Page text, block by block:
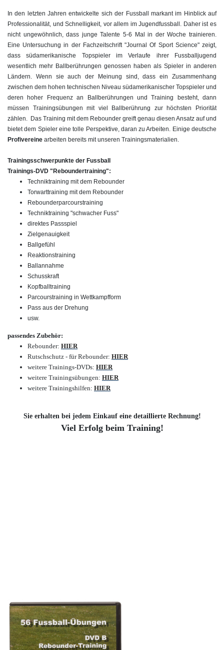
In den letzten Jahren entwickelte sich der Fussball markant im Hinblick auf
Professionalität, und Schnelligkeit, vor allem im Jugendfussball. Daher ist es
nicht ungewöhnlich, dass junge Talente 5-6 Mal in der Woche trainieren.
Eine Untersuchung in der Fachzeitschrift "Journal Of Sport Science" zeigt,
dass südamerikanische Topspieler im Verlaufe ihrer Fussballjugend
wesentlich mehr Ballberührungen genossen haben als Spieler in anderen
Ländern. Wenn sie auch der Meinung sind, dass ein Zusammenhang
zwischen dem hohen technischen Niveau südamerikanischer Topspieler und
deren hoher Frequenz an Ballberührungen und Training besteht, dann
müssen Trainingsübungen mit viel Ballberührung zur höchsten Priorität
zählen. Das Training mit dem Rebounder greift genau diesen Ansatz auf und
bietet dem Spieler eine tolle Perspektive, daran zu Arbeiten. Einige deutsche
Profivereine arbeiten bereits mit unseren Trainingsmaterialien.
Trainingsschwerpunkte der Fussball
Trainings-DVD "Reboundertraining":
Techniktraining mit dem Rebounder
Torwarttraining mit dem Rebounder
Rebounderparcourstraining
Techniktraining "schwacher Fuss"
direktes Passspiel
Zielgenauigkeit
Ballgefühl
Reaktionstraining
Ballannahme
Schusskraft
Kopfballtraining
Parcourstraining in Wettkampfform
Pass aus der Drehung
usw.
passendes Zubehör:
Rebounder: HIER
Rutschschutz - für Rebounder: HIER
weitere Trainings-DVDs: HIER
weitere Trainingsübungen: HIER
weitere Trainingshilfen: HIER
Sie erhalten bei jedem Einkauf eine detaillierte Rechnung!
Viel Erfolg beim Training!